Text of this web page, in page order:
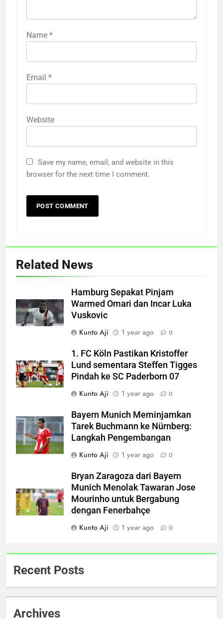
Name *
Email *
Website
Save my name, email, and website in this
browser for the next time I comment.
Related News
Hamburg Sepakat Pinjam
Warmed Omari dan Incar Luka
Vuskovic
Kunto Aji
1 year ago 0
1. FC Köln Pastikan Kristoffer
Lund sementara Steffen Tigges
Pindah ke SC Paderborn 07
Kunto Aji
1 year ago 0
Bayern Munich Meminjamkan
Tarek Buchmann ke Nürnberg:
Langkah Pengembangan
Kunto Aji
1 year ago 0
Bryan Zaragoza dari Bayern
Munich Menolak Tawaran Jose
Mourinho untuk Bergabung
dengan Fenerbahçe
Kunto Aji
1 year ago 0
Recent Posts
Archives